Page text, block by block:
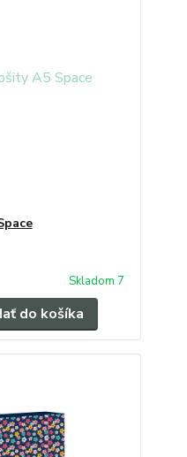
Skladom 7
do košíka